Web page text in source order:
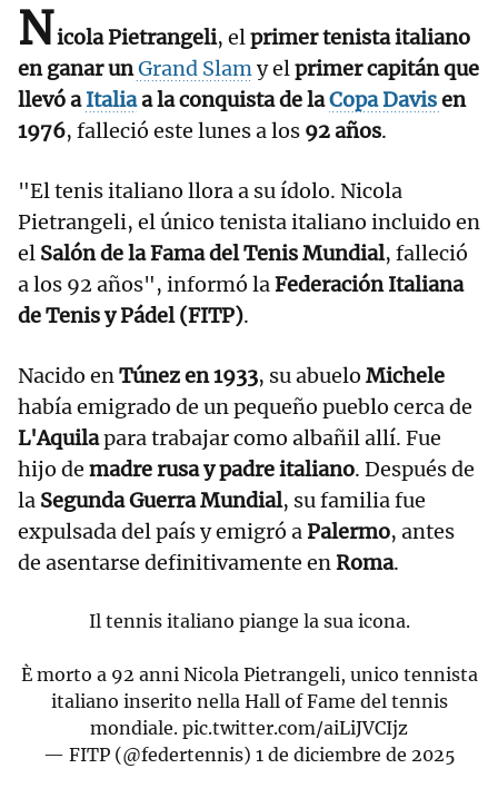
Nicola Pietrangeli, elprimer tenista italiano
en ganar unGrand Slamy elprimer capitán que
llevó aItaliaa la conquista de laCopa Davisen
1976, falleció este lunes a los 92 años.
"El tenis italiano llora a su ídolo. Nicola
Pietrangeli, el único tenista italiano incluido en
el Salón de la Fama del Tenis Mundial, falleció
a los 92 años", informó laFederación Italiana
de Tenis y Pádel (FITP).
Nacido enTúnez en 1933, su abuelo Michele
había emigrado de un pequeño pueblo cerca de
L'Aquilapara trabajar como albañil allí. Fue
hijo de madre rusa y padre italiano. Después de
la Segunda Guerra Mundial, su familia fue
expulsada del país y emigró aPalermo, antes
de asentarse definitivamente enRoma.
Il tennis italiano piange la sua icona.
È morto a 92 anni Nicola Pietrangeli, unico tennista
italiano inserito nella Hall of Fame del tennis
mondiale. pic.twitter.com/aiLiJVCIjz
— FITP (@federtennis) 1 de diciembre de 2025